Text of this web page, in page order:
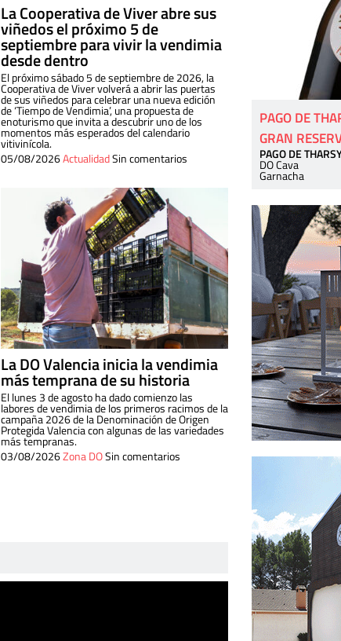
La Cooperativa de Viver abre sus
viñedos el próximo 5 de
septiembre para vivir la vendimia
desde dentro
El próximo sábado 5 de septiembre de 2026, la
Cooperativa de Viver volverá a abrir las puertas
de sus viñedos para celebrar una nueva edición
de ‘Tiempo de Vendimia’, una propuesta de
enoturismo que invita a descubrir uno de los
momentos más esperados del calendario
vitivinícola.
05/08/2026ActualidadSin comentarios
La DO Valencia inicia la vendimia
más temprana de su historia
El lunes 3 de agosto ha dado comienzo las
labores de vendimia de los primeros racimos de la
campaña 2026 de la Denominación de Origen
Protegida Valencia con algunas de las variedades
más tempranas.
03/08/2026Zona DOSin comentarios
PAGO DE
GRAN
PAGO DE
DO Cava
Garnacha